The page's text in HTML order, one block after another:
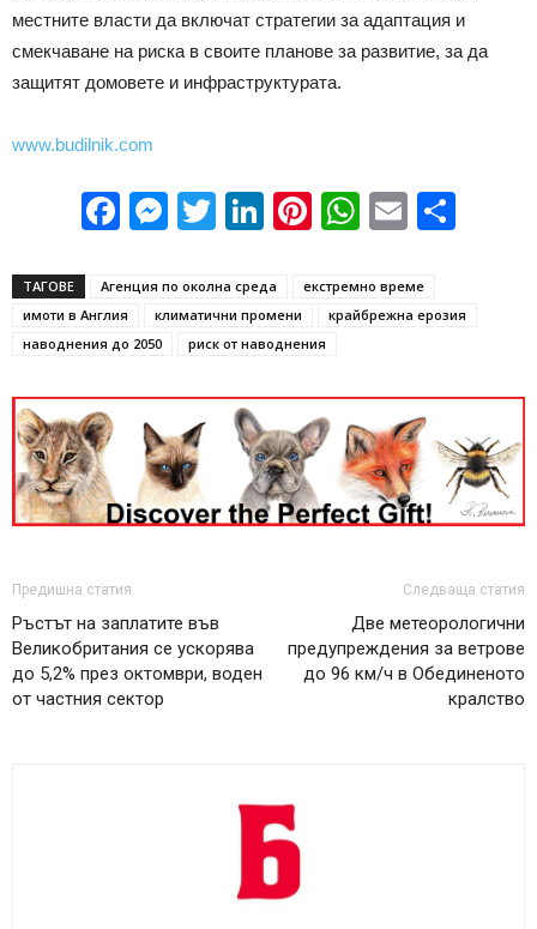
местните власти да включат стратегии за адаптация и
смекчаване на риска в своите планове за развитие, за да
защитят домовете и инфраструктурата.
www.budilnik.com
Facebook
Messenger
Twitter
LinkedIn
Pinterest
WhatsApp
Email
ТАГОВЕ Агенция по околна среда
екстремно време
имоти в Англия
климатични промени
крайбрежна ерозия
наводнения до 2050
риск от наводнения
Предишна статия
Ръстът на заплатите във
Великобритания се ускорява
до 5,2% през октомври, воден
от частния сектор
Следваща статия
Две метеорологични
предупреждения за ветрове
до 96 км/ч в Обединеното
кралство